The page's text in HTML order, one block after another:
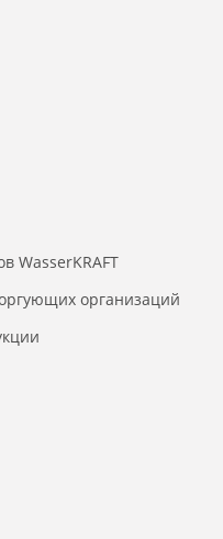
WasserKRAFT
организаций